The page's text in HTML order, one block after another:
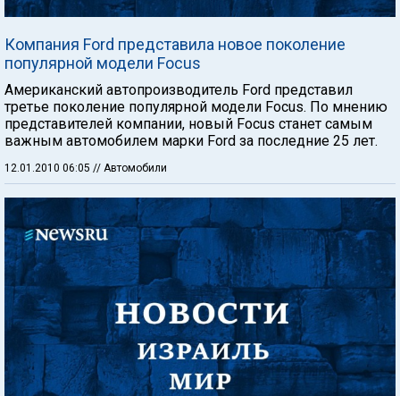
Компания Ford представила новое поколение
популярной модели Focus
Американский автопроизводитель Ford представил
третье поколение популярной модели Focus. По мнению
представителей компании, новый Focus станет самым
важным автомобилем марки Ford за последние 25 лет.
12.01.2010 06:05 // Автомобили